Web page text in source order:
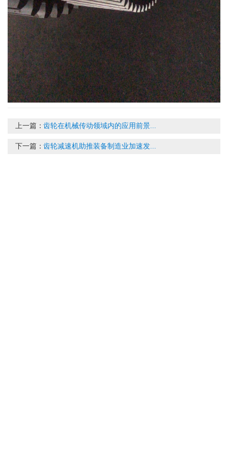
上一篇：齿轮在机械传动领域内的应用前景...
下一篇：齿轮减速机助推装备制造业加速发...